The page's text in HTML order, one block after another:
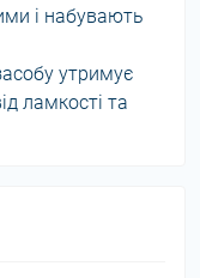
і набувають
утримує
ламкості та